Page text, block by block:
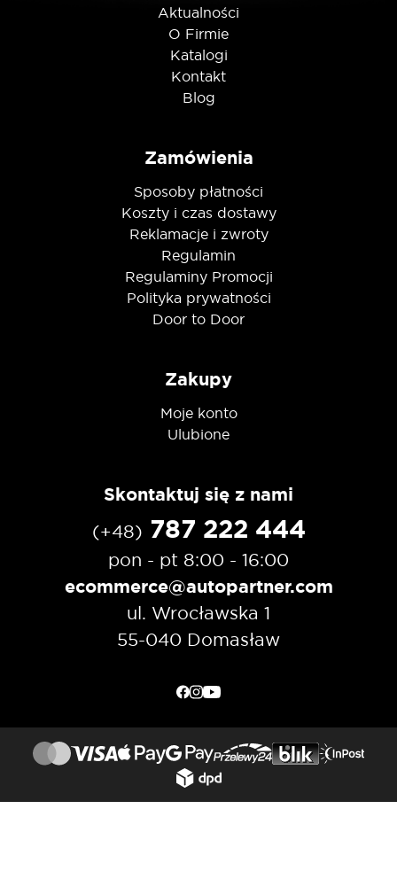
Aktualności
O Firmie
Katalogi
Kontakt
Blog
Zamówienia
Sposoby płatności
Koszty i czas dostawy
Reklamacje i zwroty
Regulamin
Regulaminy Promocji
Polityka prywatności
Door to Door
Zakupy
Moje konto
Ulubione
Skontaktuj się z nami
(+48) 787 222 444
pon - pt 8:00 - 16:00
ecommerce@autopartner.com
ul. Wrocławska 1
55-040 Domasław